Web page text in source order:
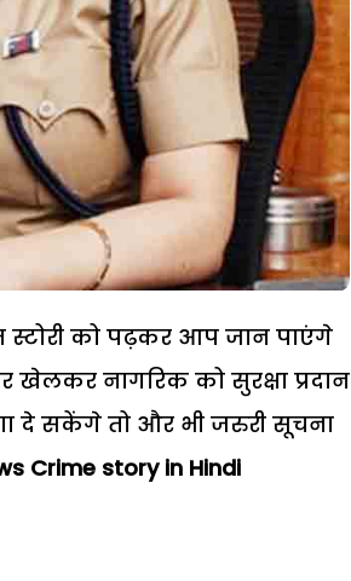
को पढ़कर आप जान पाएंगे
नागरिक को सुरक्षा प्रदान
दे सकेंगे तो और भी जरुरी सूचना
Crime story in Hindi